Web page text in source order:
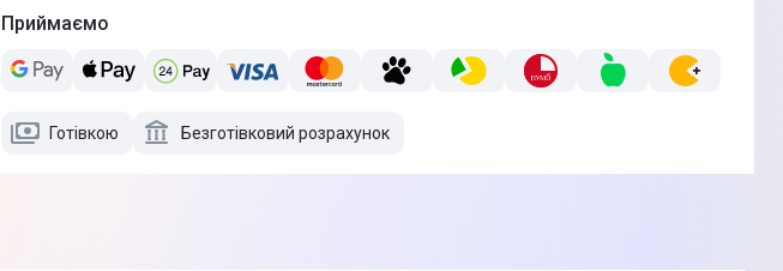
Приймаємо
Готівкою Безготівковий розрахунок